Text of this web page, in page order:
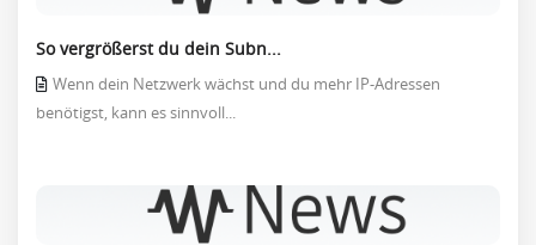
So vergrößerst du dein Subn...
Wenn dein Netzwerk wächst und du mehr IP-Adressen
benötigst, kann es sinnvoll...